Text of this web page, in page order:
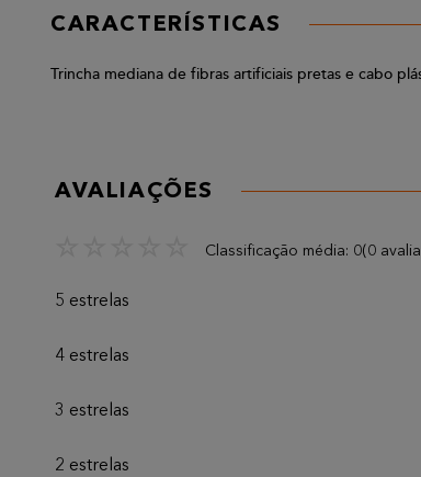
CARACTERÍSTICAS
Trincha mediana de fibras artificiais pretas e cabo
AVALIAÇÕES
Classificação média: 0(0
5 estrelas
4 estrelas
3 estrelas
2 estrelas